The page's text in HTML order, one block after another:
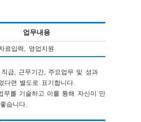
업무내용
료입력, 영업지원
급, 근무기간, 주요업무 및 성과
면 별도로 표기합니다.
무를 기술하고 이를 통해 자신이 만
습니다.